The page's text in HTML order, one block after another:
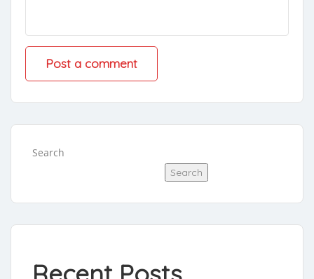
Search
Search